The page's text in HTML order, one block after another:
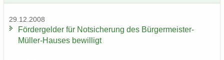
29.12.2008
För­der­gel­der für Not­si­che­rung des Bürgermeister-​
Müller-Hauses be­wil­ligt